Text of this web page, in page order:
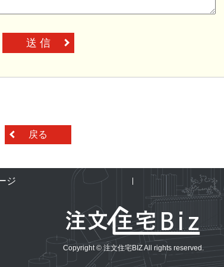
送 信
戻る
ジ
Copyright © 注文住宅BIZ All rights reserved.